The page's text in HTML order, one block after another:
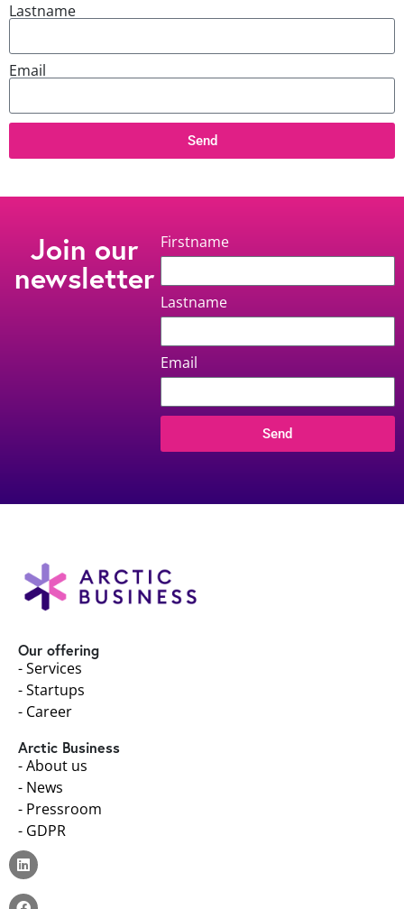
Lastname
Email
Send
Join our
newsletter
Firstname
Lastname
Email
Send
Our offering
- Services
- Startups
- Career
Arctic Business
- About us
- News
- Pressroom
- GDPR